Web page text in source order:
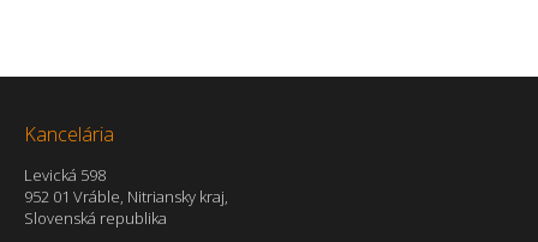
Kancelária
Levická 598
952 01 Vráble, Nitriansky kraj,
Slovenská republika